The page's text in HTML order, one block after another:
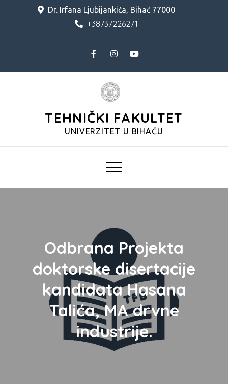
Dr. Irfana Ljubijankića, Bihać 77000
+38737226271
TEHNIČKI FAKULTET
UNIVERZITET U BIHAĆU
Odbrana Projekta
doktorske disertacije
kandidata Hasana
Talića, MA drvne
industrije.